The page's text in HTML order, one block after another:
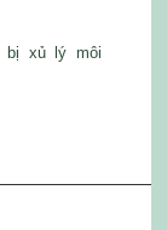
bị xủ lý môi